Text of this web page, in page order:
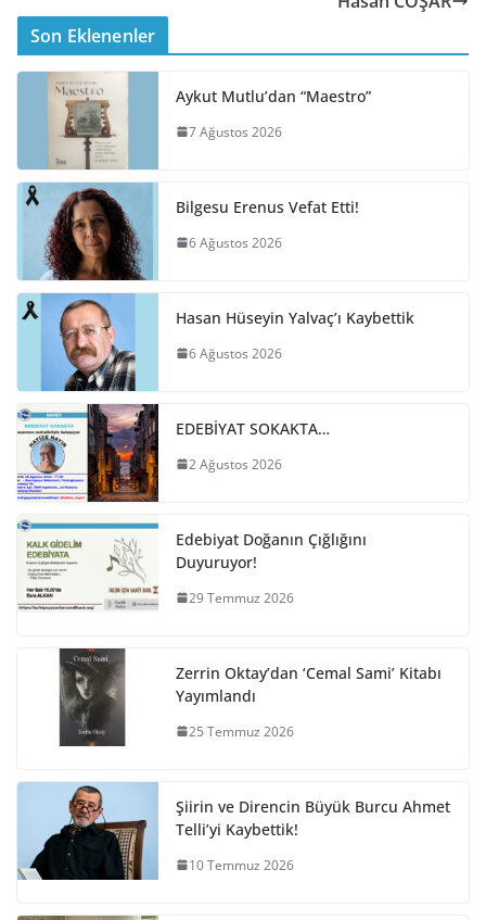
Son Eklenenler
Aykut Mutlu’dan “Maestro”
7 Ağustos 2026
Bilgesu Erenus Vefat Etti!
6 Ağustos 2026
Hasan Hüseyin Yalvaç’ı Kaybettik
6 Ağustos 2026
EDEBİYAT SOKAKTA…
2 Ağustos 2026
Edebiyat Doğanın Çığlığını
Duyuruyor!
29 Temmuz 2026
Zerrin Oktay’dan ‘Cemal Sami’ Kitabı
Yayımlandı
25 Temmuz 2026
Şiirin ve Direncin Büyük Burcu Ahmet
Telli’yi Kaybettik!
10 Temmuz 2026